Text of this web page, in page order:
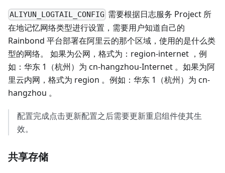
ALIYUN_LOGTAIL_CONFIG 需要根据日志服务 Project 所
在地记忆网络类型进行设置，需要用户知道自己的
Rainbond 平台部署在阿里云的那个区域，使用的是什么类
型的网络。 如果为公网，格式为：region-internet ，例
如：华东 1（杭州）为 cn-hangzhou-Internet 。如果为阿
里云内网，格式为 region 。例如：华东 1（杭州）为 cn-
hangzhou 。
配置完成点击更新配置之后需要更新重启组件使其生
效。
共享存储